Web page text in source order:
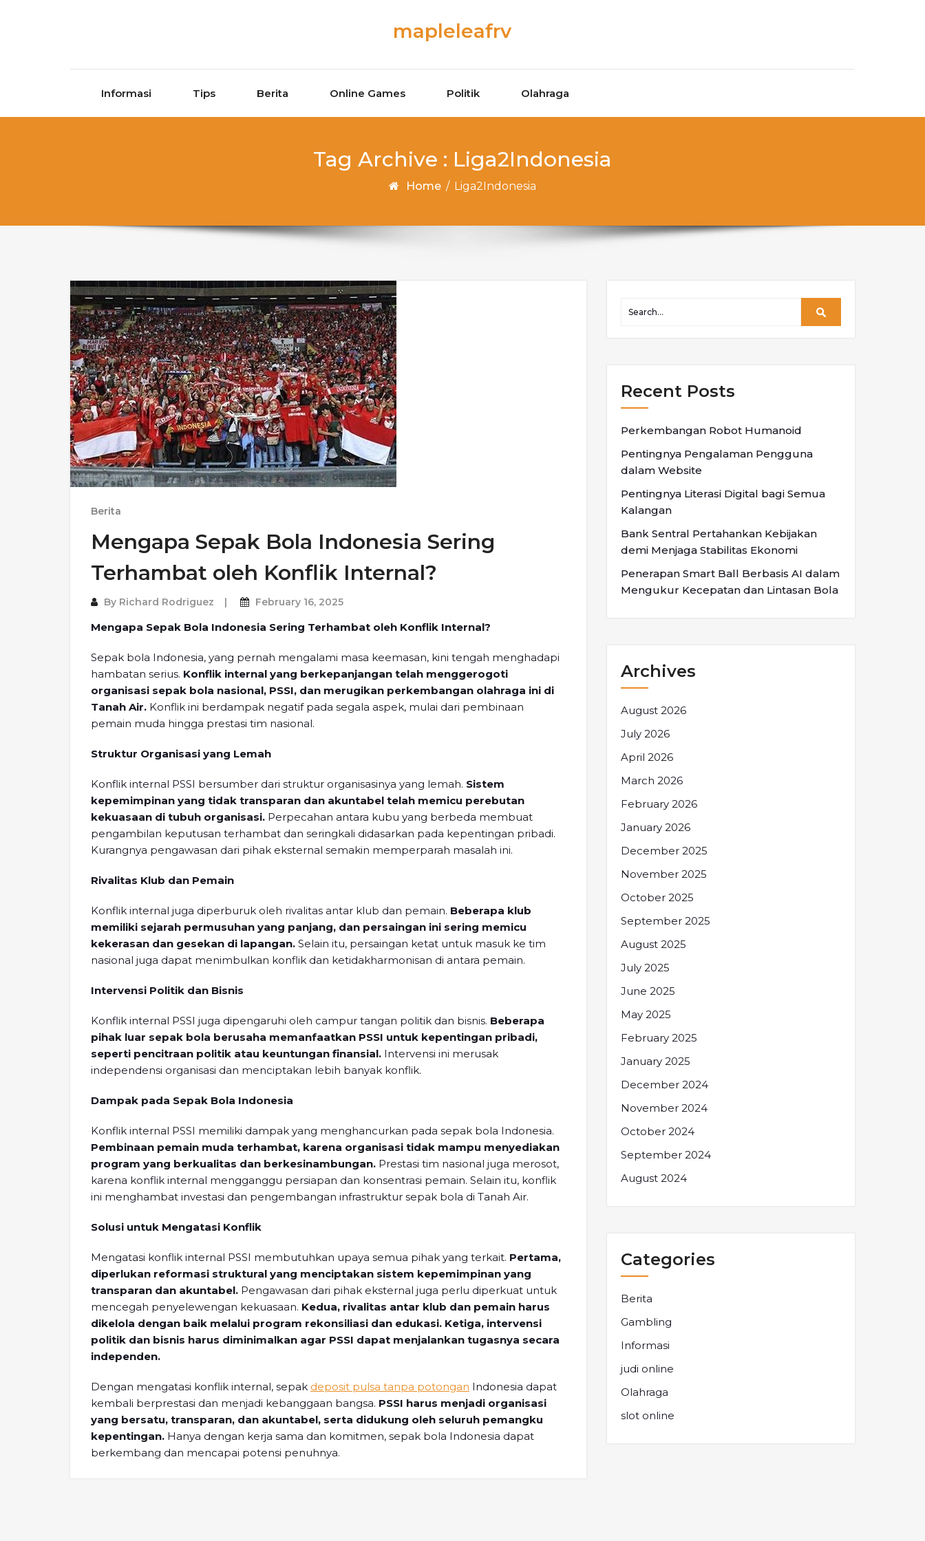
mapleleafrv
Informasi Tips Berita Online Games Politik Olahraga
Tag Archive : Liga2Indonesia
Home / Liga2Indonesia
Berita
Mengapa Sepak Bola Indonesia Sering
Terhambat oleh Konflik Internal?
By Richard Rodriguez February 16, 2025
Mengapa Sepak Bola Indonesia Sering Terhambat oleh Konflik Internal?
Sepak bola Indonesia, yang pernah mengalami masa keemasan, kini tengah menghadapi
hambatan serius. Konflik internal yang berkepanjangan telah menggerogoti
organisasi sepak bola nasional, PSSI, dan merugikan perkembangan olahraga ini di
Tanah Air. Konflik ini berdampak negatif pada segala aspek, mulai dari pembinaan
pemain muda hingga prestasi tim nasional.
Struktur Organisasi yang Lemah
Konflik internal PSSI bersumber dari struktur organisasinya yang lemah. Sistem
kepemimpinan yang tidak transparan dan akuntabel telah memicu perebutan
kekuasaan di tubuh organisasi. Perpecahan antara kubu yang berbeda membuat
pengambilan keputusan terhambat dan seringkali didasarkan pada kepentingan pribadi.
Kurangnya pengawasan dari pihak eksternal semakin memperparah masalah ini.
Rivalitas Klub dan Pemain
Konflik internal juga diperburuk oleh rivalitas antar klub dan pemain. Beberapa klub
memiliki sejarah permusuhan yang panjang, dan persaingan ini sering memicu
kekerasan dan gesekan di lapangan. Selain itu, persaingan ketat untuk masuk ke tim
nasional juga dapat menimbulkan konflik dan ketidakharmonisan di antara pemain.
Intervensi Politik dan Bisnis
Konflik internal PSSI juga dipengaruhi oleh campur tangan politik dan bisnis. Beberapa
pihak luar sepak bola berusaha memanfaatkan PSSI untuk kepentingan pribadi,
seperti pencitraan politik atau keuntungan finansial. Intervensi ini merusak
independensi organisasi dan menciptakan lebih banyak konflik.
Dampak pada Sepak Bola Indonesia
Konflik internal PSSI memiliki dampak yang menghancurkan pada sepak bola Indonesia.
Pembinaan pemain muda terhambat, karena organisasi tidak mampu menyediakan
program yang berkualitas dan berkesinambungan. Prestasi tim nasional juga merosot,
karena konflik internal mengganggu persiapan dan konsentrasi pemain. Selain itu, konflik
ini menghambat investasi dan pengembangan infrastruktur sepak bola di Tanah Air.
Solusi untuk Mengatasi Konflik
Mengatasi konflik internal PSSI membutuhkan upaya semua pihak yang terkait. Pertama,
diperlukan reformasi struktural yang menciptakan sistem kepemimpinan yang
transparan dan akuntabel. Pengawasan dari pihak eksternal juga perlu diperkuat untuk
mencegah penyelewengan kekuasaan. Kedua, rivalitas antar klub dan pemain harus
dikelola dengan baik melalui program rekonsiliasi dan edukasi. Ketiga, intervensi
politik dan bisnis harus diminimalkan agar PSSI dapat menjalankan tugasnya secara
independen.
Dengan mengatasi konflik internal, sepak deposit pulsa tanpa potongan Indonesia dapat
kembali berprestasi dan menjadi kebanggaan bangsa. PSSI harus menjadi organisasi
yang bersatu, transparan, dan akuntabel, serta didukung oleh seluruh pemangku
kepentingan. Hanya dengan kerja sama dan komitmen, sepak bola Indonesia dapat
berkembang dan mencapai potensi penuhnya.
Recent Posts
Perkembangan Robot Humanoid
Pentingnya Pengalaman Pengguna
dalam Website
Pentingnya Literasi Digital bagi Semua
Kalangan
Bank Sentral Pertahankan Kebijakan
demi Menjaga Stabilitas Ekonomi
Penerapan Smart Ball Berbasis AI dalam
Mengukur Kecepatan dan Lintasan Bola
Archives
August 2026
July 2026
April 2026
March 2026
February 2026
January 2026
December 2025
November 2025
October 2025
September 2025
August 2025
July 2025
June 2025
May 2025
February 2025
January 2025
December 2024
November 2024
October 2024
September 2024
August 2024
Categories
Berita
Gambling
Informasi
judi online
Olahraga
slot online